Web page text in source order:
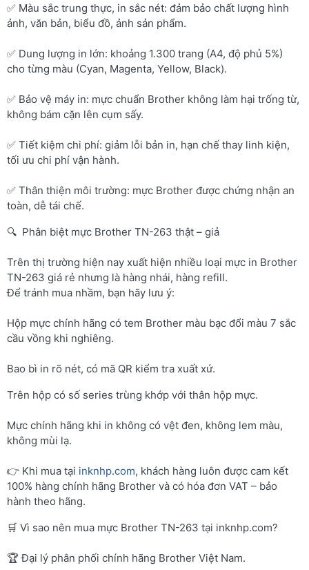
✅ Màu sắc trung thực, in sắc nét: đảm bảo chất lượng hình
ảnh, văn bản, biểu đồ, ảnh sản phẩm.
✅ Dung lượng in lớn: khoảng 1.300 trang (A4, độ phủ 5%)
cho từng màu (Cyan, Magenta, Yellow, Black).
✅ Bảo vệ máy in: mực chuẩn Brother không làm hại trống từ,
không bám cặn lên cụm sấy.
✅ Tiết kiệm chi phí: giảm lỗi bản in, hạn chế thay linh kiện,
tối ưu chi phí vận hành.
✅ Thân thiện môi trường: mực Brother được chứng nhận an
toàn, dễ tái chế.
🔍 Phân biệt mực Brother TN-263 thật – giả
Trên thị trường hiện nay xuất hiện nhiều loại mực in Brother
TN-263 giá rẻ nhưng là hàng nhái, hàng refill.
Để tránh mua nhầm, bạn hãy lưu ý:
Hộp mực chính hãng có tem Brother màu bạc đổi màu 7 sắc
cầu vồng khi nghiêng.
Bao bì in rõ nét, có mã QR kiểm tra xuất xứ.
Trên hộp có số series trùng khớp với thân hộp mực.
Mực chính hãng khi in không có vệt đen, không lem màu,
không mùi lạ.
👉 Khi mua tại inknhp.com, khách hàng luôn được cam kết
100% hàng chính hãng Brother và có hóa đơn VAT – bảo
hành theo hãng.
🛒 Vì sao nên mua mực Brother TN-263 tại inknhp.com?
🏆 Đại lý phân phối chính hãng Brother Việt Nam.